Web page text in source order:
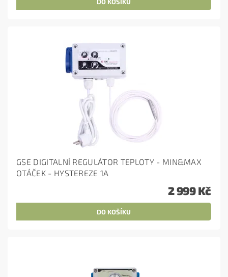
GSE DIGITALNÍ REGULÁTOR TEPLOTY - MIN&MAX
OTÁČEK - HYSTEREZE 1A
2 999 Kč